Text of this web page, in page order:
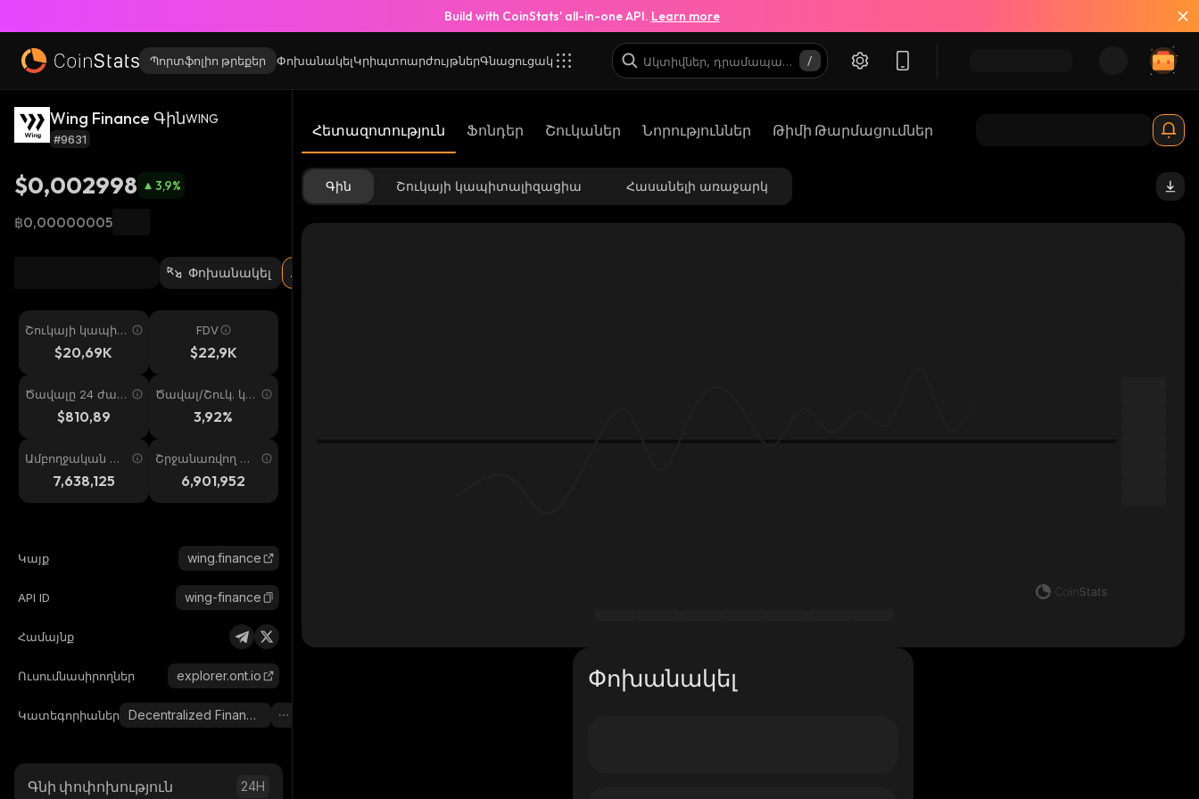
Build with CoinStats’ all-in-one API. Learn more
Պորտֆոլիո թրեքեր ՓոխանակելԿրիպտոարժույթներԳնացուցակ
Wing Finance ԳինWING
#9631
$0,002998 3,9%
฿0,00000005
Փոխանակել
Շուկայի կապիտ
ալիզացիա
$20,69K
FDV
$22,9K
Ծավալը 24 ժամ
$810,89
Ծավալ/Շուկ. կա
պ. 24ժ3,92%
Ամբողջական առ
աջարկ7,638,125
Շրջանառվող առ
աջարկ6,901,952
Կայք wing.finance
API ID wing-finance
Համայնք
Ուսումնասիրողներ explorer.ont.io
Կատեգորիաներ Decentralized Finance (DeFi)
Գնի փոփոխություն 24H
Հետազոտություն Ֆոնդեր Շուկաներ Նորություններ Թիմի Թարմացումներ
Գին Շուկայի կապիտալիզացիա Հասանելի առաջարկ
Փոխանակել